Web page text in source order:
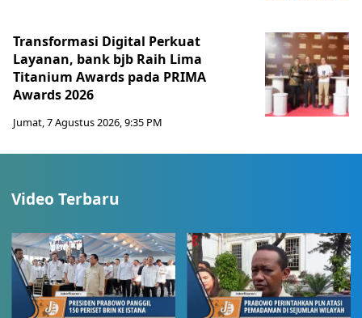
Transformasi Digital Perkuat
Layanan, bank bjb Raih Lima
Titanium Awards pada PRIMA
Awards 2026
Jumat, 7 Agustus 2026, 9:35 PM
Video Terbaru